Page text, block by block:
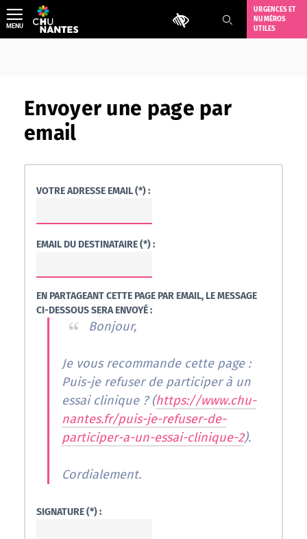
Aller
au
contenu
Outils d'accessibilité
URGENCES ET
NUMÉROS
UTILES
MENU
Envoyer une page par
email
VOTRE ADRESSE EMAIL (*) :
EMAIL DU DESTINATAIRE (*) :
EN PARTAGEANT CETTE PAGE PAR EMAIL, LE MESSAGE
CI-DESSOUS SERA ENVOYÉ :
Bonjour,
Je vous recommande cette page :
Puis-je refuser de participer à un
essai clinique ? (https://www.chu-
nantes.fr/puis-je-refuser-de-
participer-a-un-essai-clinique-2).
Cordialement.
SIGNATURE (*) :